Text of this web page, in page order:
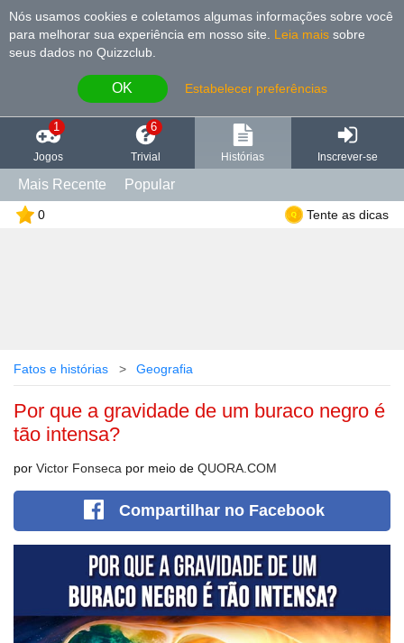
Nós usamos cookies e coletamos algumas informações sobre você
para melhorar sua experiência em nosso site
Leia mais sobre
seus dados no Quizzclub.
OK Estabelecer preferências
1
Jogos
6
Trivial Histórias Inscrever-se
Mais Recente Popular
0 Tente as dicas
Fatos e histórias Geografia
Por que a gravidade de um buraco negro é
tão intensa?
por Victor Fonseca por meio de QUORA.COM
Compartilhar no Facebook